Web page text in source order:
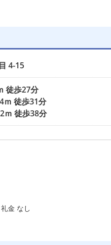
4-15
徒歩27分
ｍ 徒歩31分
ｍ 徒歩38分
金 なし